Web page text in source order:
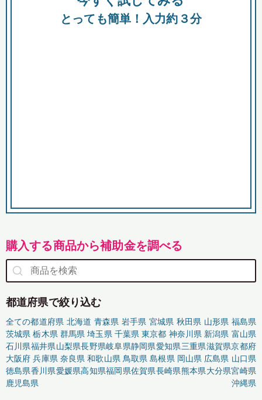
とっても簡単！入力約３分
購入する商品から補助金を調べる
都道府県で絞り込む
全ての都道府県 北海道 青森県 岩手県 宮城県 秋田県 山形県 福島県
茨城県 栃木県 群馬県 埼玉県 千葉県 東京都 神奈川県 新潟県 富山県
石川県福井県山梨県長野県岐阜県静岡県愛知県三重県滋賀県京都府
大阪府 兵庫県 奈良県 和歌山県 鳥取県 島根県 岡山県 広島県 山口県
徳島県香川県愛媛県高知県福岡県佐賀県長崎県熊本県大分県宮崎県
鹿児島県
沖縄県